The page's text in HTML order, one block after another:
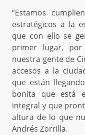
“Estamos
estratégicos a la
que con ello se
primer lugar,
nuestra gente de
accesos a la
que están
bonita que está
integral y que
altura de lo que
Andrés Zorrilla.